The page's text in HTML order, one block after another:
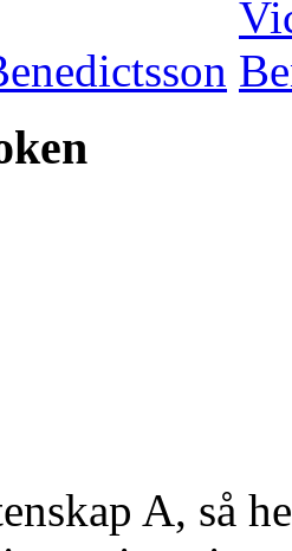
A, så